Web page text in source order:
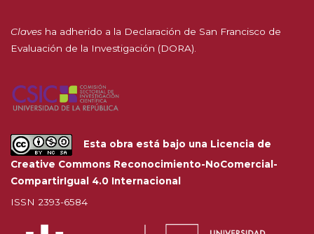
Claves ha adherido a la Declaración de San Francisco de
Evaluación de la Investigación (DORA).
Esta obra está bajo una Licencia de
Creative Commons Reconocimiento-NoComercial-
CompartirIgual 4.0 Internacional
ISSN 2393-6584